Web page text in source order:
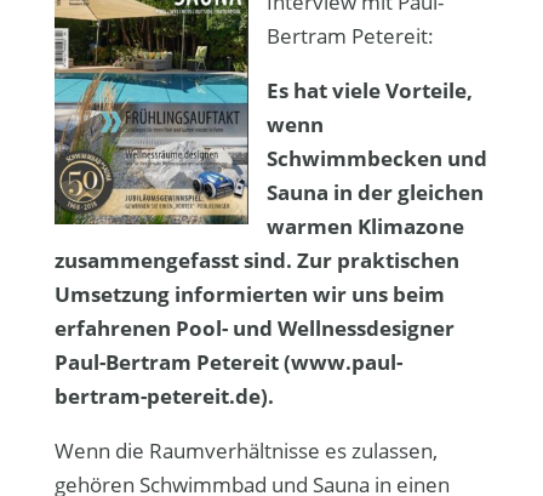
Bertram Petereit:
Es hat viele Vorteile,
wenn
Schwimmbecken und
Sauna in der gleichen
warmen Klimazone
zusammengefasst sind. Zur praktischen
Umset­zung informierten wir uns beim
erfahrenen Pool- und Wellnessdesig­ner
Paul-Bertram Petereit (www.paul-
bertram-petereit.de).
Wenn die Raumverhältnisse es zulassen,
gehören Schwimmbad und Sauna in einen